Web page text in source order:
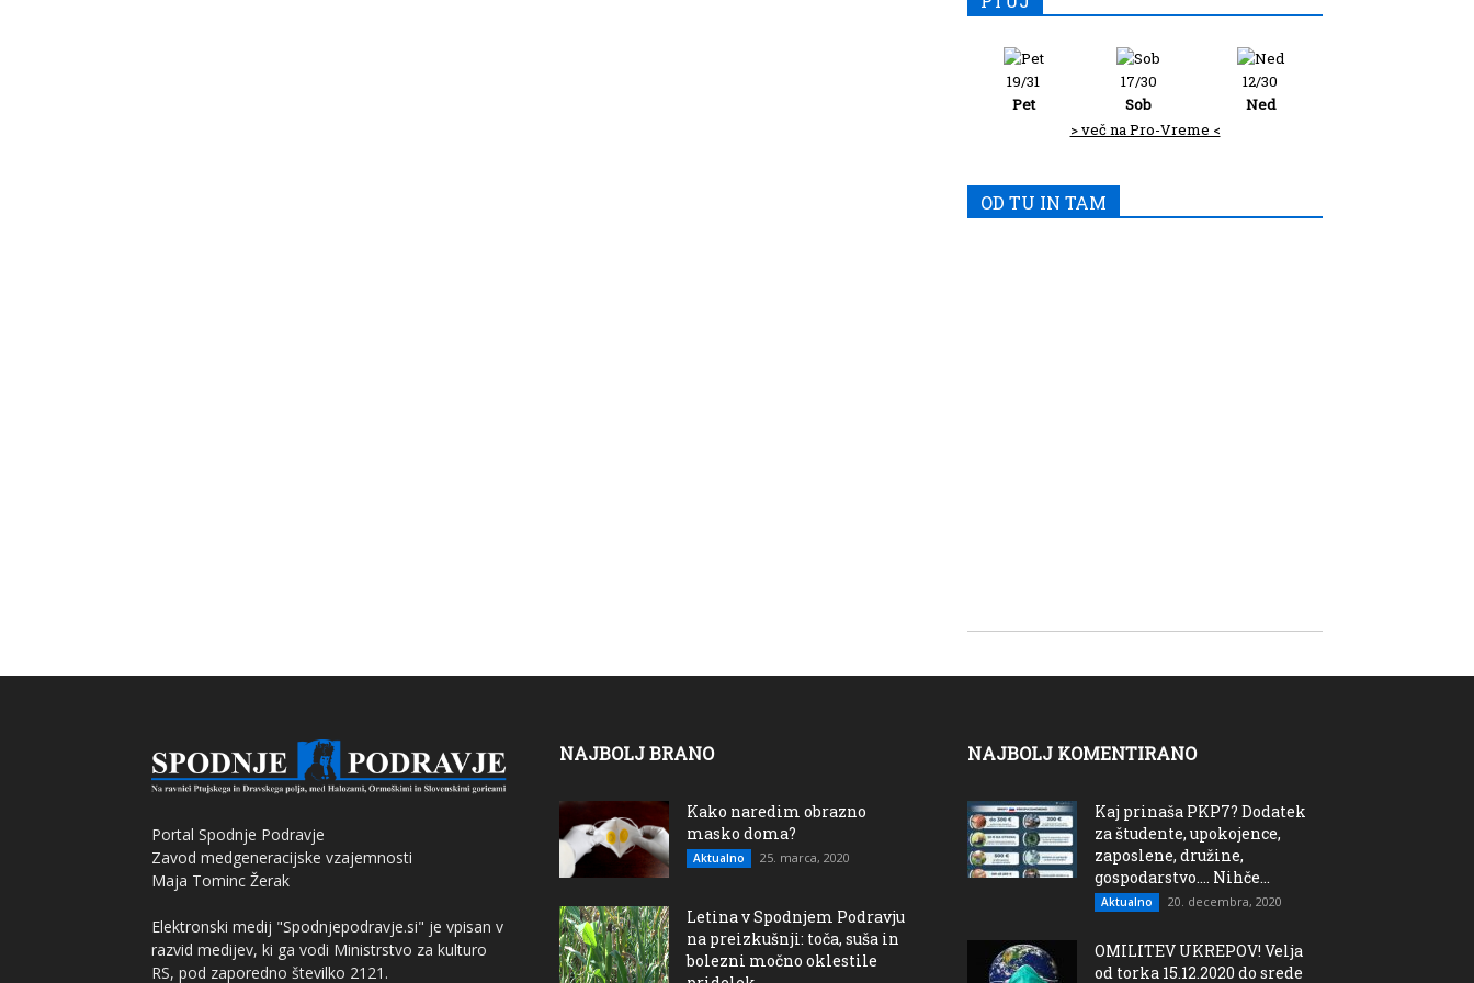
19/31
Pet
17/30
Sob
12/30
Ned
> več na Pro-Vreme <
OD TU IN TAM
Portal Spodnje Podravje
Zavod medgeneracijske vzajemnosti
Maja Tominc Žerak
Elektronski medij "Spodnjepodravje.si" je vpisan v
razvid medijev, ki ga vodi Ministrstvo za kulturo
RS, pod zaporedno številko 2121.
NAJBOLJ BRANO
Kako naredim obrazno
masko doma?
Aktualno 25. marca, 2020
Letina v Spodnjem Podravju
na preizkušnji: toča, suša in
bolezni močno oklestile
NAJBOLJ KOMENTIRANO
Kaj prinaša PKP7? Dodatek
za študente, upokojence,
zaposlene, družine,
gospodarstvo…. Nihče...
Aktualno 20. decembra, 2020
OMILITEV UKREPOV! Velja
od torka 15.12.2020 do srede